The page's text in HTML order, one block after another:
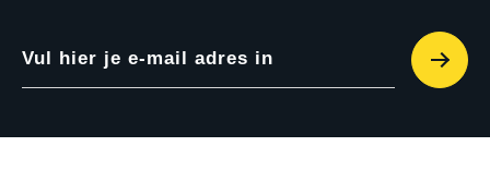
Vul hier je e-mail adres in